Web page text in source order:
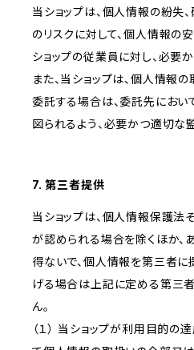
当ショップは、個人情報の紛失
のリスクに対して、個人情報の
ショップの従業員に対し、必要
また、当ショップは、個人情報
委託する場合は、委託先にお
図られるよう、必要かつ適切な
7. 第三者提供
当ショップは、個人情報保護法
が認められる場合を除くほか、
得ないで、個人情報を第三者に
げる場合は上記に定める第三
ん。
（１） 当ショップが利用目的